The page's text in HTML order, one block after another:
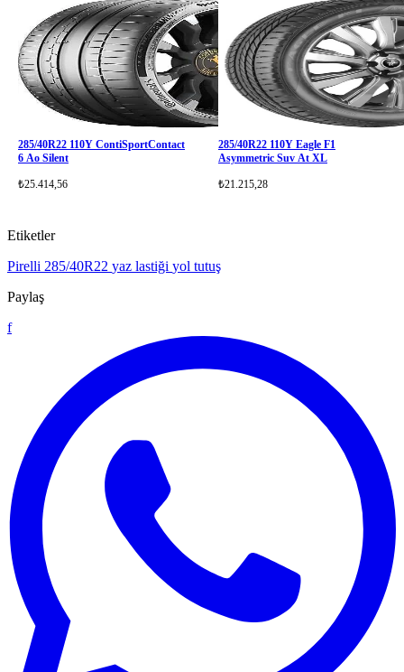
285/40R22 110Y ContiSportContact
6 Ao Silent
₺25.414,56
285/40R22 110Y Eagle F1
Asymmetric Suv At XL
₺21.215,28
Etiketler
Pirelli 285/40R22 yaz lastiği yol tutuş
Paylaş
f